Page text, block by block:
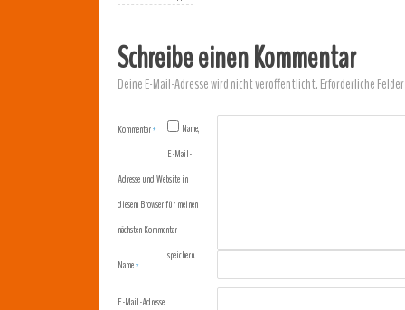
Schreibe einen Kommentar
Deine E-Mail-Adresse wird nicht veröffentlicht.Erforderliche
Kommentar*
Name*
E-Mail-Adresse
Name,
E-Mail-
Adresse und Website in
diesem Browser für meinen
nächsten Kommentar
speichern.